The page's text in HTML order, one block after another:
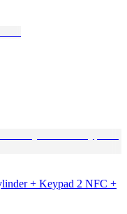
+ Keypad 2 NFC +